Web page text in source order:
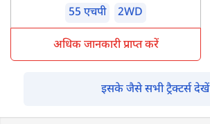
55 एचपी
2WD
अधिक जानकारी प्राप्त करें
इसके जैसे सभी ट्रैक्टर्स देखें